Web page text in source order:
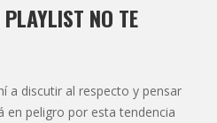
NO TE
a discutir al respecto y pensar
en peligro por esta tendencia